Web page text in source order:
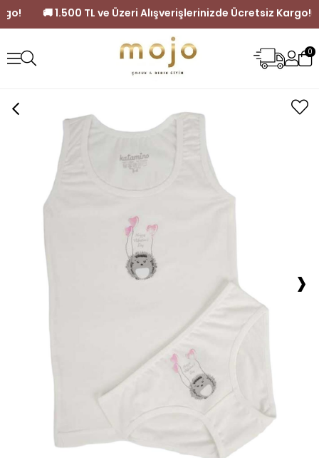
Kargo! 🚚 1.500 TL ve Üzeri Alışverişlerinizde Ücretsiz
0
›